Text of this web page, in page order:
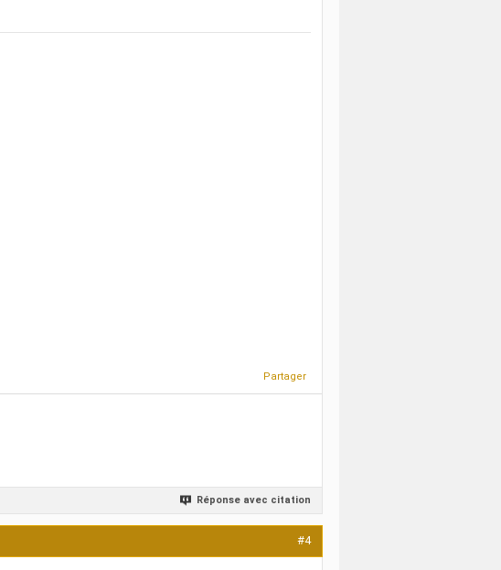
Partager
Réponse avec citation
#4